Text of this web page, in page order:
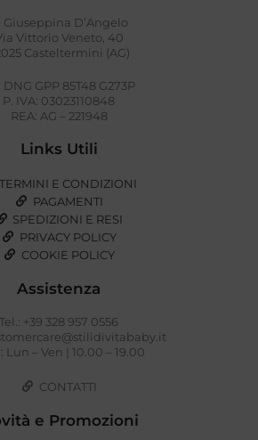
Giuseppina D’Angelo
Vittorio Veneto, 40
Casteltermini (AG)
DNG GPP 85T48 G273P
P. IVA: 03023110848
REA: AG – 221948
Links Utili
TERMINI E CONDIZIONI
PAGAMENTI
SPEDIZIONI E RESI
PRIVACY POLICY
COOKIE POLICY
Assistenza
Tel.: +39 328 957 0556
Lun – Ven | 10.00 – 19.00
CONTATTI
e Promozioni